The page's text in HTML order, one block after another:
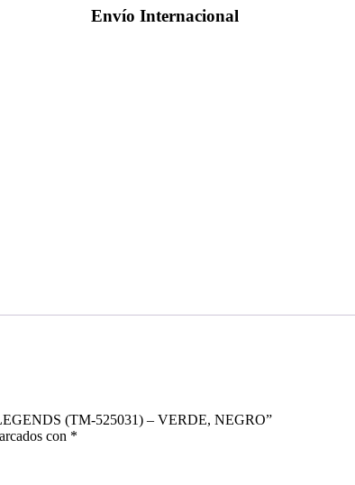
TECHNOMARINE
RACING
Envío Internacional
(TM-525031) – VERDE, NEGRO”
con *